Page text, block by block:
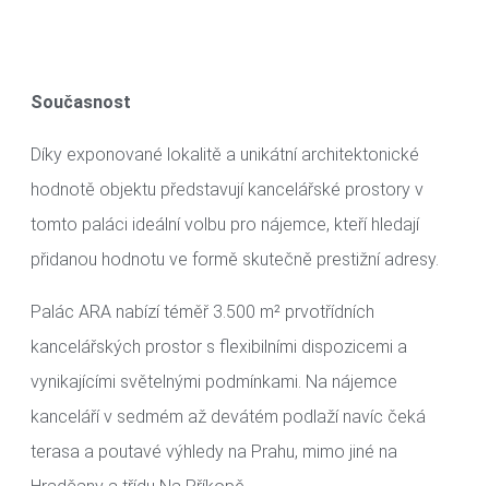
Současnost
Díky exponované lokalitě a unikátní architektonické
hodnotě objektu představují kancelářské prostory v
tomto paláci ideální volbu pro nájemce, kteří hledají
přidanou hodnotu ve formě skutečně prestižní adresy.
Palác ARA nabízí téměř 3.500 m² prvotřídních
kancelářských prostor s flexibilními dispozicemi a
vynikajícími světelnými podmínkami. Na nájemce
kanceláří v sedmém až devátém podlaží navíc čeká
terasa a poutavé výhledy na Prahu, mimo jiné na